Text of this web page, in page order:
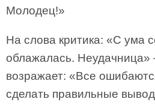
Молодец!»
На слова критика: «С ума
облажалась.
возражает: «Все
сделать правильные